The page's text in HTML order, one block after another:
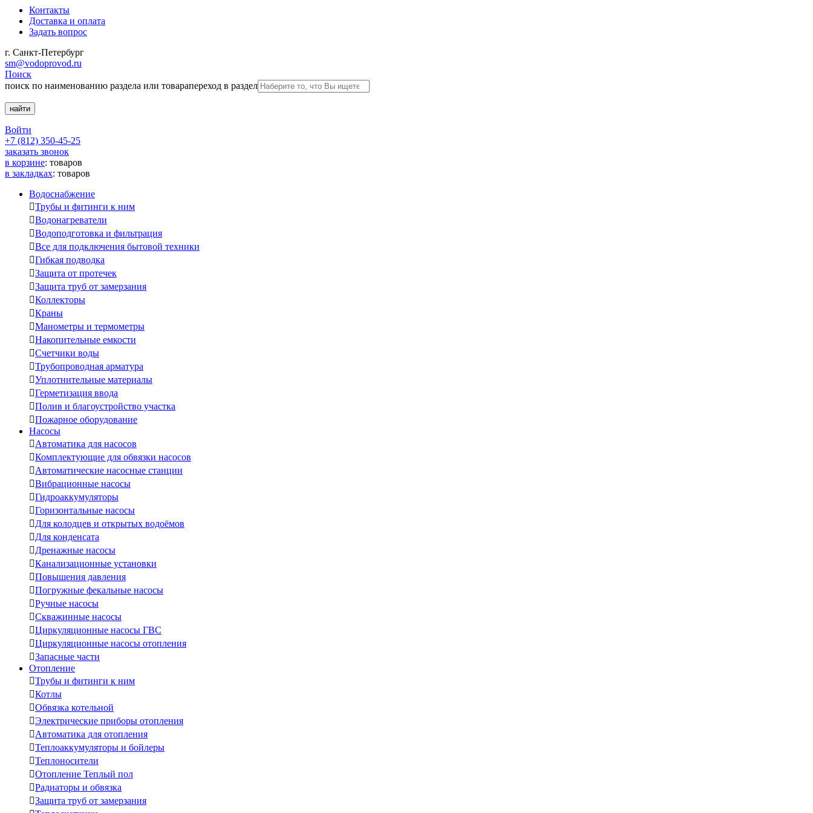
Контакты
Доставка и оплата
Задать вопрос
г. Санкт-Петербург
sm@vodoprovod.ru
Поиск
поиск по наименованию раздела или товарапереход в раздел
Войти
+7 (812) 350-45-25
заказать звонок
в корзине: товаров
в закладках: товаров
Водоснабжение
Трубы и фитинги к ним
Водонагреватели
Водоподготовка и фильтрация
Все для подключения бытовой техники
Гибкая подводка
Защита от протечек
Защита труб от замерзания
Коллекторы
Краны
Манометры и термометры
Накопительные емкости
Счетчики воды
Трубопроводная арматура
Уплотнительные материалы
Герметизация ввода
Полив и благоустройство участка
Пожарное оборудование
Насосы
Автоматика для насосов
Комплектующие для обвязки насосов
Автоматические насосные станции
Вибрационные насосы
Гидроаккумуляторы
Горизонтальные насосы
Для колодцев и открытых водоёмов
Для конденсата
Дренажные насосы
Канализационные установки
Повышения давления
Погружные фекальные насосы
Ручные насосы
Скважинные насосы
Циркуляционные насосы ГВС
Циркуляционные насосы отопления
Запасные части
Отопление
Трубы и фитинги к ним
Котлы
Обвязка котельной
Электрические приборы отопления
Автоматика для отопления
Теплоаккумуляторы и бойлеры
Теплоносители
Отопление Теплый пол
Радиаторы и обвязка
Защита труб от замерзания